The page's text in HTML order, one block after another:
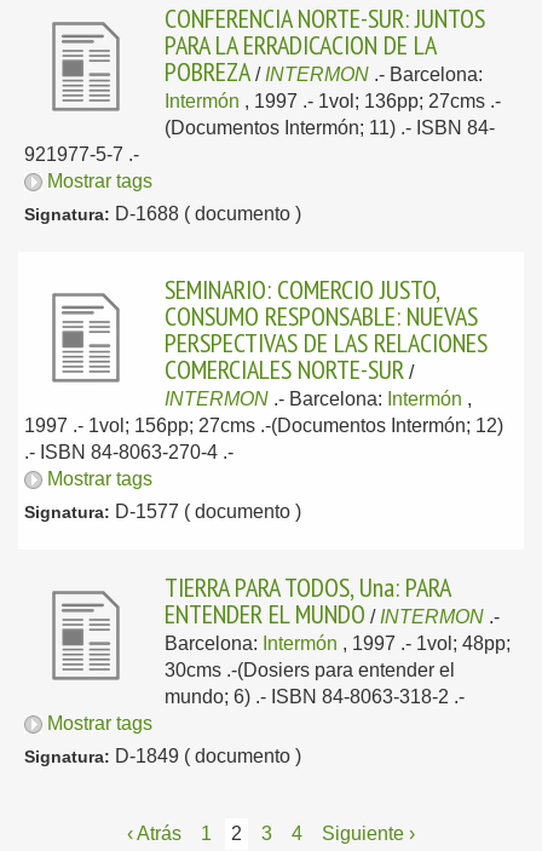
CONFERENCIA NORTE-SUR: JUNTOS
PARA LA ERRADICACION DE LA
POBREZA / INTERMON .- Barcelona:
Intermón , 1997 .- 1vol; 136pp; 27cms .-
(Documentos Intermón; 11) .- ISBN 84-
921977-5-7 .-
Mostrar tags
Signatura: D-1688 ( documento )
SEMINARIO: COMERCIO JUSTO,
CONSUMO RESPONSABLE: NUEVAS
PERSPECTIVAS DE LAS RELACIONES
COMERCIALES NORTE-SUR /
INTERMON .- Barcelona: Intermón ,
1997 .- 1vol; 156pp; 27cms .-(Documentos Intermón; 12)
.- ISBN 84-8063-270-4 .-
Mostrar tags
Signatura: D-1577 ( documento )
TIERRA PARA TODOS, Una: PARA
ENTENDER EL MUNDO / INTERMON .-
Barcelona: Intermón , 1997 .- 1vol; 48pp;
30cms .-(Dosiers para entender el
mundo; 6) .- ISBN 84-8063-318-2 .-
Mostrar tags
Signatura: D-1849 ( documento )
‹ Atrás 1 2 3 4 Siguiente ›